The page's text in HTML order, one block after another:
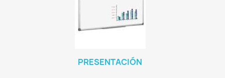
PRESENTACIÓN